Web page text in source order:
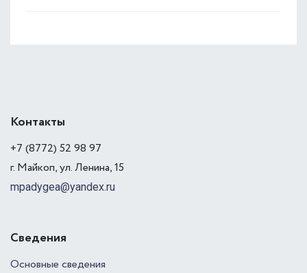
Контакты
+7 (8772) 52 98 97
г. Майкоп, ул. Ленина, 15
mpadygea@yandex.ru
Сведения
Основные сведения